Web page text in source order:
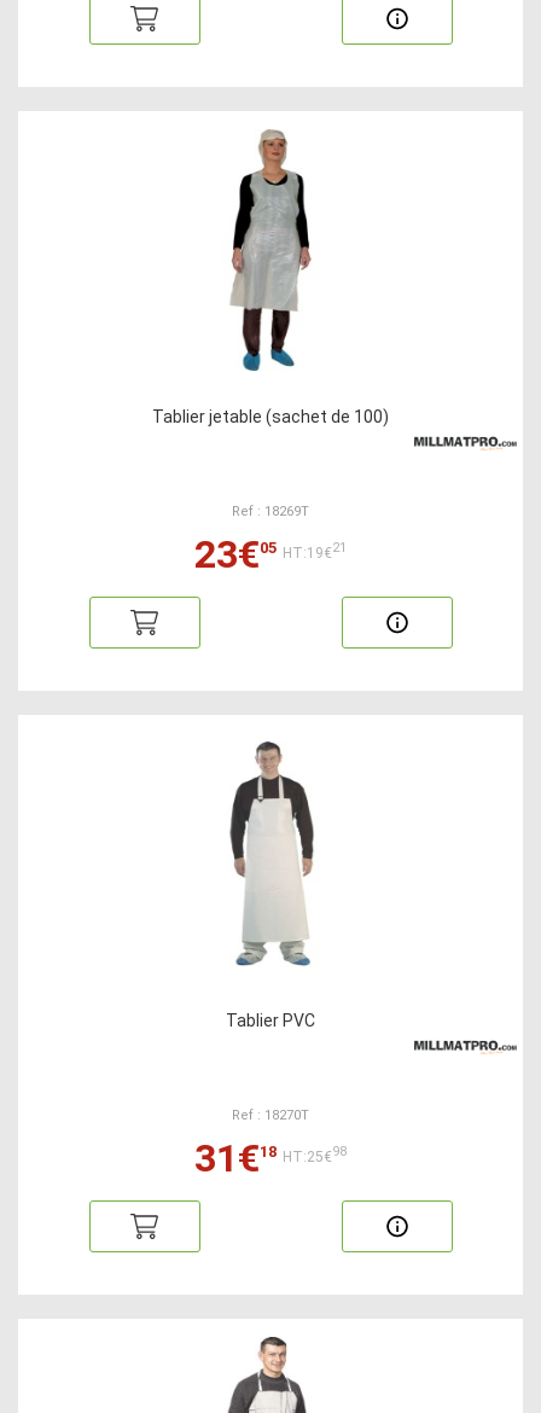
Tablier jetable (sachet de 100)
Ref : 18269T
23€05 HT:19€21
Tablier PVC
Ref : 18270T
31€18 HT:25€98